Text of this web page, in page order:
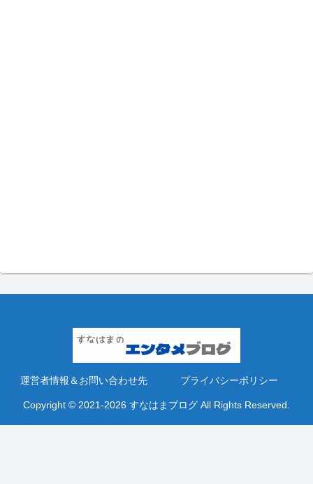
運営者情報＆お問い合わせ先 プライバシーポリシー
Copyright © 2021-2026 すなはまブログ All Rights Reserved.